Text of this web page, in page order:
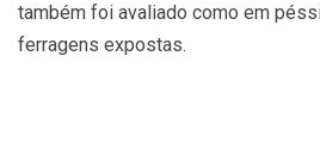
também foi avaliado como em
ferragens expostas.